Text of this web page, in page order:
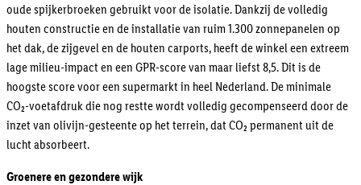
oude spijkerbroeken gebruikt voor de isolatie. Dankzij de volledig
houten constructie en de installatie van ruim 1.300 zonnepanelen op
het dak, de zijgevel en de houten carports, heeft de winkel een extreem
lage milieu-impact en een GPR-score van maar liefst 8,5. Dit is de
hoogste score voor een supermarkt in heel Nederland. De minimale
CO₂-voetafdruk die nog restte wordt volledig gecompenseerd door de
inzet van olivijn-gesteente op het terrein, dat CO₂ permanent uit de
lucht absorbeert.
Groenere en gezondere wijk